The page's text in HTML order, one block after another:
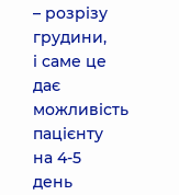
– розрізу
грудини,
і саме це
дає
можливість
пацієнту
на 4-5
день